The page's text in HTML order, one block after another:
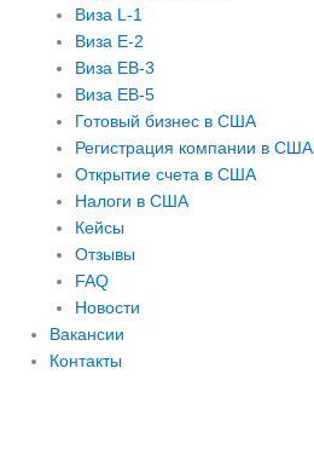
Виза L-1
Виза E-2
Виза EB-3
Виза EB-5
Готовый бизнес в США
Регистрация компании в США
Открытие счета в США
Налоги в США
Кейсы
Отзывы
FAQ
Новости
Вакансии
Контакты